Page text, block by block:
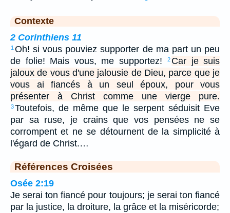
Contexte
2 Corinthiens 11
1 Oh! si vous pouviez supporter de ma part un peu
de folie! Mais vous, me supportez!
2 Car je suis
jaloux de vous d'une jalousie de Dieu, parce que je
vous ai fiancés à un seul époux, pour vous
présenter à Christ comme une vierge pure.
3Toutefois, de même que le serpent séduisit Eve
par sa ruse, je crains que vos pensées ne se
corrompent et ne se détournent de la simplicité à
l'égard de Christ.…
Références Croisées
Osée 2:19
Je serai ton fiancé pour toujours; je serai ton fiancé
par la justice, la droiture, la grâce et la miséricorde;